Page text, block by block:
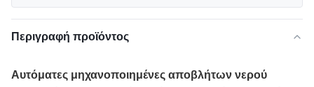
Περιγραφή προϊόντος
Αυτόματες μηχανοποιημένες αποβλήτων νερού